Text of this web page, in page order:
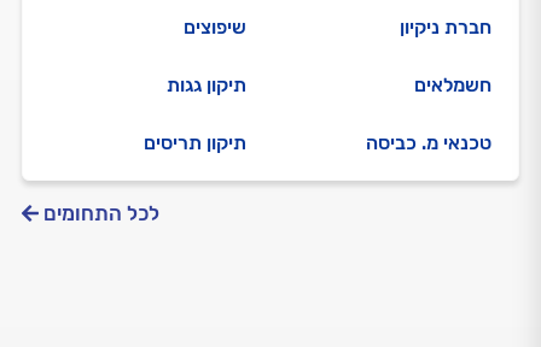
חברת ניקיון
חשמלאים
טכנאי מ. כביסה
שיפוצים
תיקון גגות
תיקון תריסים
לכל התחומים